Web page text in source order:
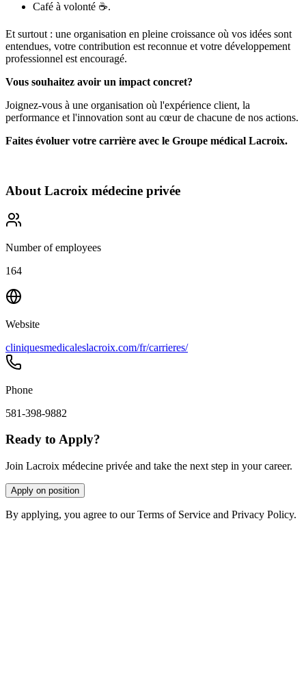
Café à volonté ☕.
Et surtout : une organisation en pleine croissance où vos idées sont
entendues, votre contribution est reconnue et votre développement
professionnel est encouragé.
Vous souhaitez avoir un impact concret?
Joignez-vous à une organisation où l'expérience client, la
performance et l'innovation sont au cœur de chacune de nos actions.
Faites évoluer votre carrière avec le Groupe médical Lacroix.
About Lacroix médecine privée
Number of employees
164
Website
cliniquesmedicaleslacroix.com/fr/carrieres/
Phone
581-398-9882
Ready to Apply?
Join Lacroix médecine privée and take the next step in your career.
Apply on position
By applying, you agree to our Terms of Service and Privacy Policy.